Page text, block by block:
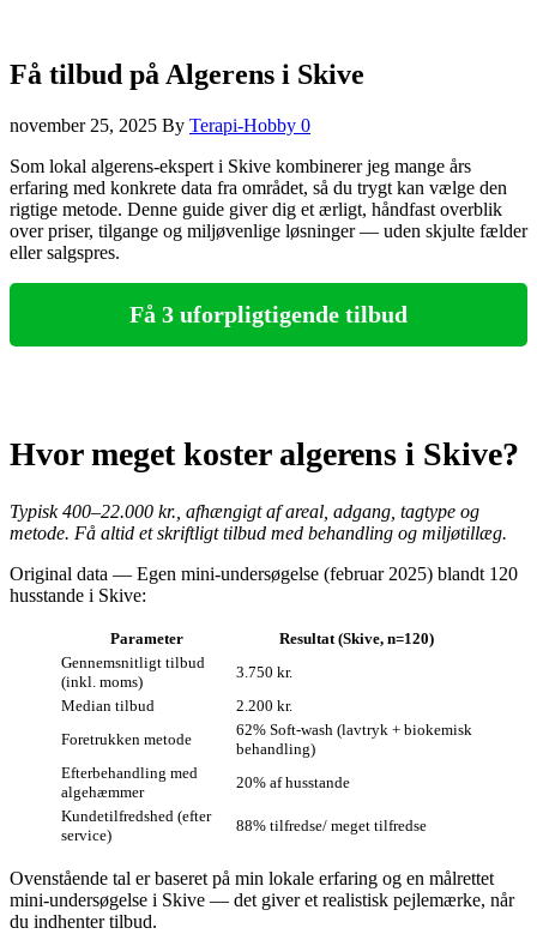
Få tilbud på Algerens i Skive
november 25, 2025 By Terapi-Hobby 0
Som lokal algerens-ekspert i Skive kombinerer jeg mange års
erfaring med konkrete data fra området, så du trygt kan vælge den
rigtige metode. Denne guide giver dig et ærligt, håndfast overblik
over priser, tilgange og miljøvenlige løsninger — uden skjulte fælder
eller salgspres.
Få 3 uforpligtigende tilbud
Hvor meget koster algerens i Skive?
Typisk 400–22.000 kr., afhængigt af areal, adgang, tagtype og
metode. Få altid et skriftligt tilbud med behandling og miljøtillæg.
Original data — Egen mini‑undersøgelse (februar 2025) blandt 120
husstande i Skive:
Parameter
Resultat (Skive, n=120)
Gennemsnitligt tilbud
(inkl. moms)
3.750 kr.
Median tilbud
2.200 kr.
Foretrukken metode
62% Soft‑wash (lavtryk + biokemisk
behandling)
Efterbehandling med
algehæmmer
20% af husstande
Kunde­tilfredshed (efter
service)
88% tilfredse/ meget tilfredse
Ovenstående tal er baseret på min lokale erfaring og en målrettet
mini‑undersøgelse i Skive — det giver et realistisk pejlemærke, når
du indhenter tilbud.